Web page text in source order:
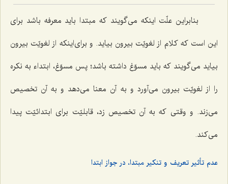
بنابراین علّت اینکه می‌گویند که مبتدا باید معرفه باشد برای
این است که کلام از لغویّت بیرون بیاید. و برای‌اینکه از لغویّت بیرون
بیاید می‌گویند که باید مسوّغ داشته باشد؛ پس مسوّغ، ابتداء به نکره
را از لغویّت بیرون می‌آورد و به آن معنا می‌دهد و به آن تخصیص
می‌زند. و وقتی که به آن تخصیص زد، قابلیّت برای ابتدائیّت پیدا
می‌کند.
عدم تأثیر تعریف و تنکیر مبتدا، در جواز ابتدا